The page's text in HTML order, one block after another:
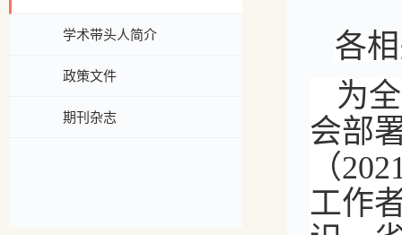
学术带头人简介
政策文件
期刊杂志
各
为
会部
（
工作